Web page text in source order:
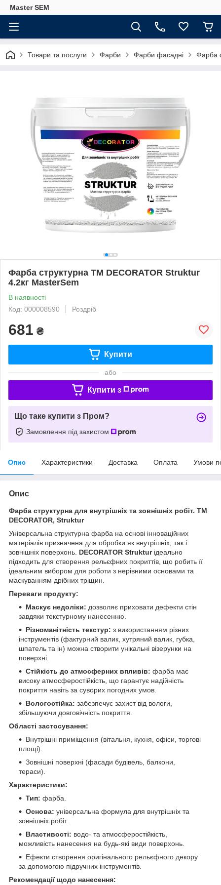
Master SEM
Товари та послуги Фарби Фарби фасадні Фарба
Фарба структурна ТМ DECORATOR Struktur
4.2кг MasterSem
В наявності
Код: 000008590
Роздріб
681 ₴
Купити
або
Купити з
Що таке купити з Пром?
Замовлення під захистом
Опис Характеристики Доставка Оплата Умови
Опис
Фарба структурна для внутрішніх та зовнішніх робіт. ТМ
DECORATOR, Struktur
Універсальна структурна фарба на основі інноваційних
матеріалів призначена для обробки як внутрішніх, так і
зовнішніх поверхонь. DECORATOR Strukturідеально
підходить для створення рельєфних покриттів, що робить її
ідеальним вибором для роботи з нерівними основами та
маскуванням дрібних тріщин.
Переваги продукту:
Маскує недоліки: дозволяє приховати дефекти стін
завдяки текстурному нанесенню.
Різноманітність текстур: з використанням різних
інструментів (фактурний валик, хутряний валик, губка,
шпатель та ін) можна створити унікальні візерунки на
поверхні.
Стійкість до атмосферних впливів: фарба має
високу атмосферостійкість, що гарантує надійність
покриття навіть за суворих погодних умов.
Вологостійка: забезпечує захист від вологи,
збільшуючи довговічність покриття.
Області застосування:
Внутрішні приміщення (вітальня, кухня, офіси, торгові
площі).
Зовнішні поверхні (фасади будівель, балкони,
тераси).
Характеристики:
Тип: фарба.
Основа: універсальна формула для внутрішніх та
зовнішніх робіт.
Властивості: водо- та атмосферостійкість,
можливість нанесення на будь-які види поверхонь.
Ефекти створення оригінального рельєфного декору
за допомогою підручних інструментів.
Рекомендації щодо нанесення: